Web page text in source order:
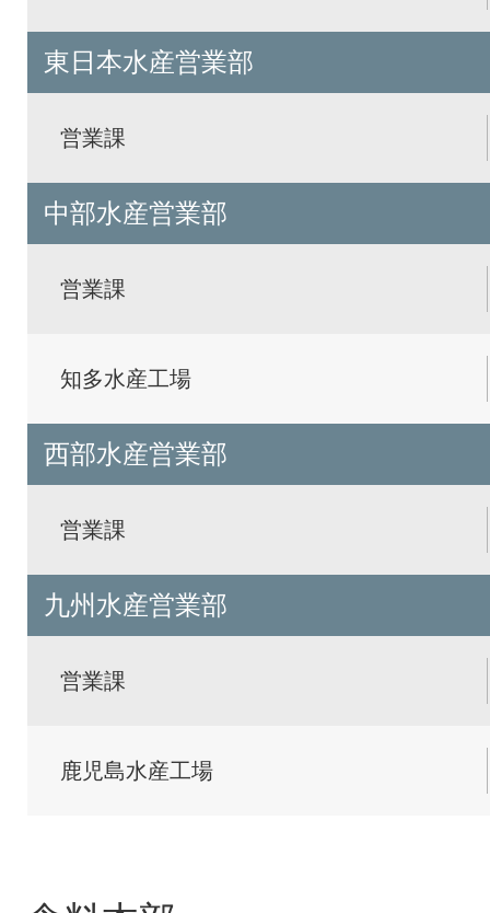
東日本水産営業部
営業課
中部水産営業部
営業課
知多水産工場
西部水産営業部
営業課
九州水産営業部
営業課
鹿児島水産工場